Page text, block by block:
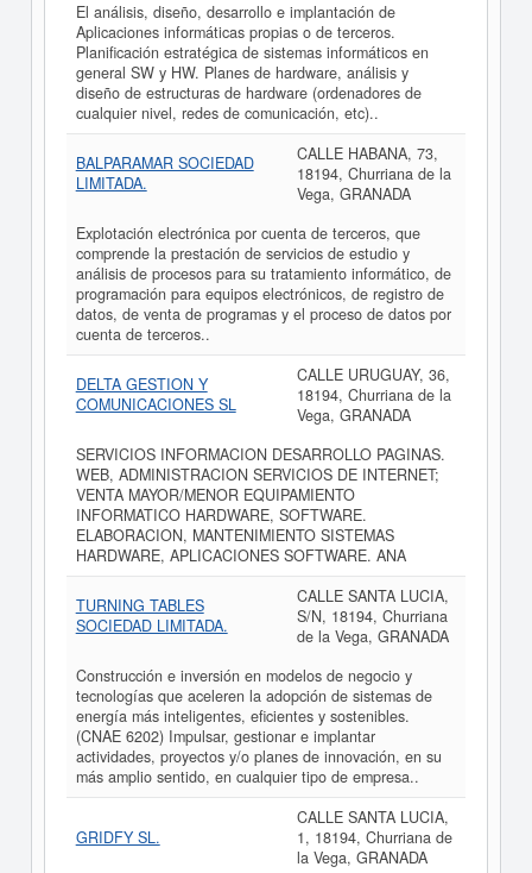
El análisis, diseño, desarrollo e implantación de
Aplicaciones informáticas propias o de terceros.
Planificación estratégica de sistemas informáticos en
general SW y HW. Planes de hardware, análisis y
diseño de estructuras de hardware (ordenadores de
cualquier nivel, redes de comunicación, etc)..
BALPARAMAR SOCIEDAD
LIMITADA.
CALLE HABANA, 73,
18194, Churriana de la
Vega, GRANADA
Explotación electrónica por cuenta de terceros, que
comprende la prestación de servicios de estudio y
análisis de procesos para su tratamiento informático, de
programación para equipos electrónicos, de registro de
datos, de venta de programas y el proceso de datos por
cuenta de terceros..
DELTA GESTION Y
COMUNICACIONES SL
CALLE URUGUAY, 36,
18194, Churriana de la
Vega, GRANADA
SERVICIOS INFORMACION DESARROLLO PAGINAS.
WEB, ADMINISTRACION SERVICIOS DE INTERNET;
VENTA MAYOR/MENOR EQUIPAMIENTO
INFORMATICO HARDWARE, SOFTWARE.
ELABORACION, MANTENIMIENTO SISTEMAS
HARDWARE, APLICACIONES SOFTWARE. ANA
TURNING TABLES
SOCIEDAD LIMITADA.
CALLE SANTA LUCIA,
S/N, 18194, Churriana
de la Vega, GRANADA
Construcción e inversión en modelos de negocio y
tecnologías que aceleren la adopción de sistemas de
energía más inteligentes, eficientes y sostenibles.
(CNAE 6202) Impulsar, gestionar e implantar
actividades, proyectos y/o planes de innovación, en su
más amplio sentido, en cualquier tipo de empresa..
GRIDFY SL.
CALLE SANTA LUCIA,
1, 18194, Churriana de
la Vega, GRANADA